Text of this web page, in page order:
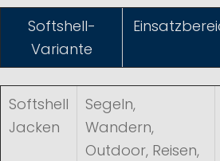
Softshell-
Variante
Softshell
Jacken
Segeln,
Wandern,
Outdoor, Reisen,